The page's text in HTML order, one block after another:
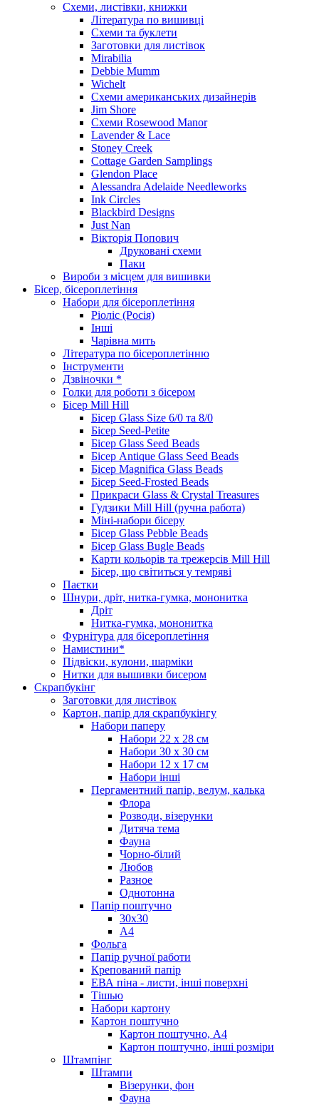
Схеми, листівки, книжки
Література по вишивці
Схеми та буклети
Заготовки для листівок
Mirabilia
Debbie Mumm
Wichelt
Схеми американських дизайнерів
Jim Shore
Cхеми Rosewood Manor
Lavender & Lace
Stoney Creek
Cottage Garden Samplings
Glendon Place
Alessandra Adelaide Needleworks
Ink Circles
Blackbird Designs
Just Nan
Вікторія Попович
Друковані схеми
Паки
Вироби з місцем для вишивки
Бісер, бісероплетіння
Набори для бісероплетіння
Ріоліс (Росія)
Інші
Чарівна мить
Література по бісероплетінню
Інструменти
Дзвіночки *
Голки для роботи з бісером
Бісер Mill Hill
Бісер Glass Size 6/0 та 8/0
Бісер Seed-Petite
Бісер Glass Seed Beads
Бісер Antique Glass Seed Beads
Бісер Magnifica Glass Beads
Бісер Seed-Frosted Beads
Прикраси Glass & Crystal Treasures
Гудзики Mill Hill (ручна работа)
Міні-набори бісеру
Бісер Glass Pebble Beads
Бісер Glass Bugle Beads
Карти кольорів та трежерсів Mill Hill
Бісер, що світиться у темряві
Паєтки
Шнури, дріт, нитка-гумка, мононитка
Дріт
Нитка-гумка, мононитка
Фурнітура для бісероплетіння
Намистини*
Підвіски, кулони, шарміки
Нитки для вышивки бисером
Скрапбукінг
Заготовки для листівок
Картон, папір для скрапбукінгу
Набори паперу
Набори 22 х 28 см
Набори 30 х 30 см
Набори 12 х 17 см
Набори інші
Пергаментний папір, велум, калька
Флора
Розводи, візерунки
Дитяча тема
Фауна
Чорно-білий
Любов
Разное
Однотонна
Папір поштучно
30х30
А4
Фольга
Папір ручної работи
Крепований папір
ЕВА піна - листи, інші поверхні
Тішью
Набори картону
Картон поштучно
Картон поштучно, А4
Картон поштучно, інші розміри
Штампінг
Штампи
Візерунки, фон
Фауна